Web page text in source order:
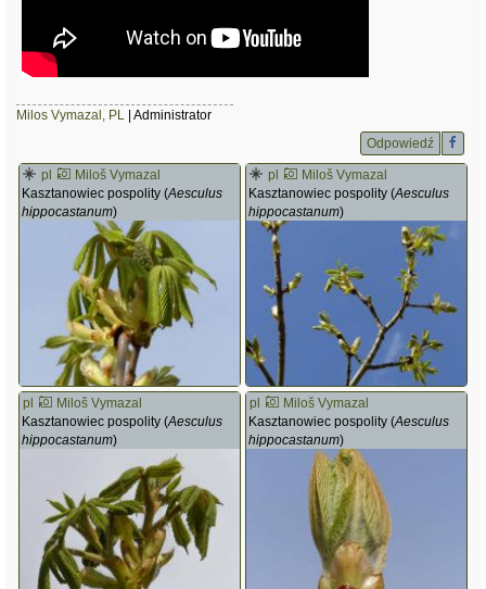
Milos Vymazal, PL | Administrator
Odpowiedź
pl
Miloš Vymazal
Kasztanowiec pospolity (Aesculus
hippocastanum)
pl
Miloš Vymazal
Kasztanowiec pospolity (Aesculus
hippocastanum)
pl
Miloš Vymazal
Kasztanowiec pospolity (Aesculus
hippocastanum)
pl
Miloš Vymazal
Kasztanowiec pospolity (Aesculus
hippocastanum)